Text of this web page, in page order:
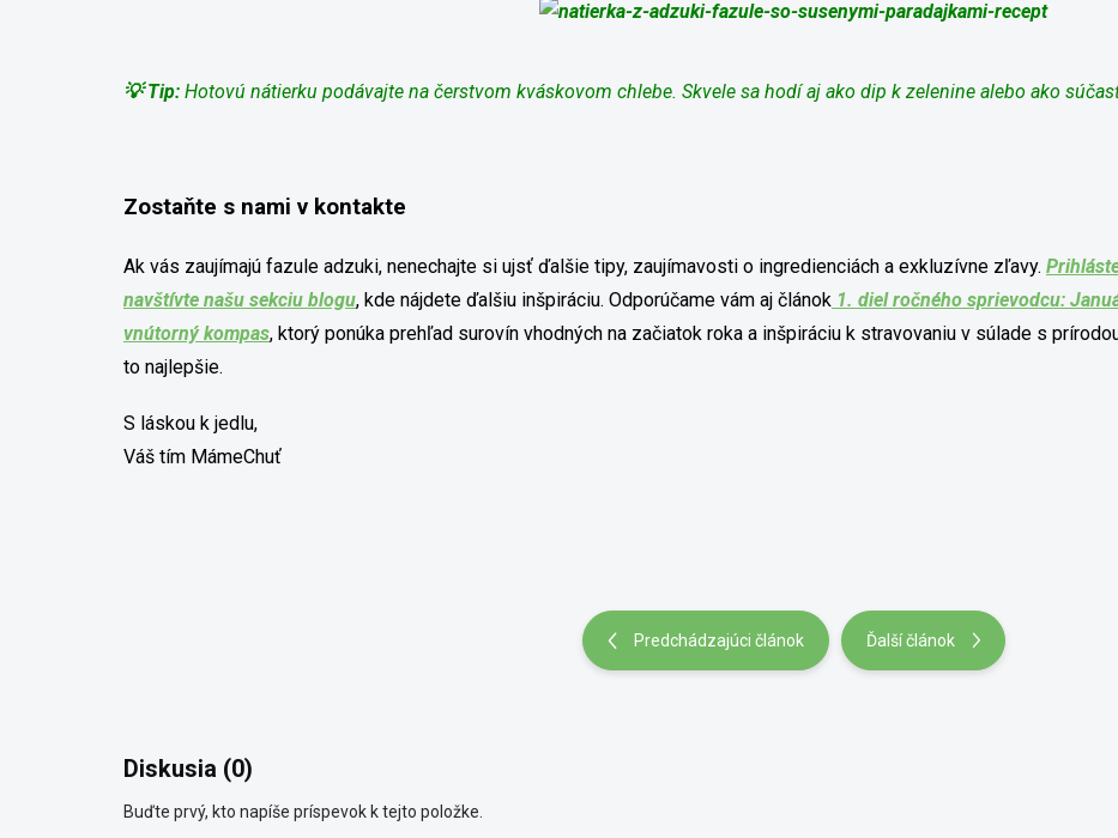
💡 Tip: Hotovú nátierku podávajte na čerstvom kváskovom chlebe. Skvele sa hodí aj ako dip k zelenine alebo ako
Zostaňte s nami v kontakte
Ak vás zaujímajú fazule adzuki, nenechajte si ujsť ďalšie tipy, zaujímavosti o ingredienciách a exkluzívne zľavy.
navštívte našu sekciu blogu, kde nájdete ďalšiu inšpiráciu. Odporúčame vám aj článok 1. diel ročného sprievodcu:
vnútorný kompas, ktorý ponúka prehľad surovín vhodných na začiatok roka a inšpiráciu k stravovaniu v súlade s
to najlepšie.
S láskou k jedlu,
Váš tím MámeChuť
Predchádzajúci článok Ďalší článok
Diskusia (0)
Buďte prvý, kto napíše príspevok k tejto položke.